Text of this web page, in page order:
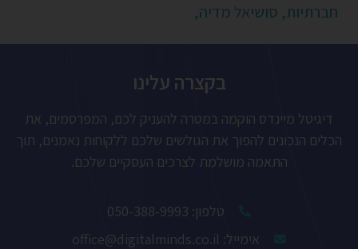
חברתיות, סושיאל מדיה,
בקצרה עלינו
דיגיטל מיינדס הוקמה במטרה להעניק לכם, המפרסמים, את
הכלים הנכונים להפוך את הגולשים שלכם ללקוחות נאמנים, תוך
התאמה מושלמת לצרכים העסקיים שלכם.
טלפון: 050-388-9993
אימייל: office@digitalminds.co.il